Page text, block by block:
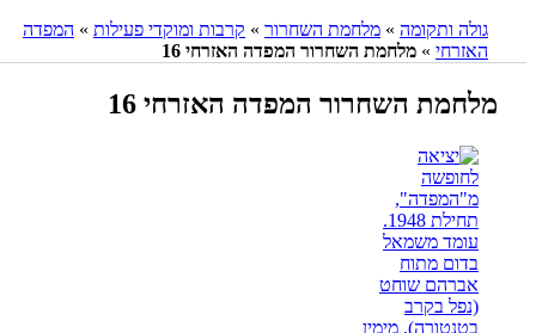
גולה ותקומה»מלחמת השחרור»קרבות ומוקדי פעילות»המפדה
האזרחי»מלחמת השחרור המפדה האזרחי 16
מלחמת השחרור המפדה האזרחי 16